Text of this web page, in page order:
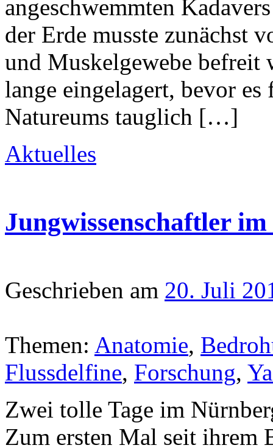
angeschwemmten
der Erde musste zunächst
und Muskelgewebe befreit
lange eingelagert, bevor
Natureums tauglich […]
Aktuelles
Jungwissenschaftler
Geschrieben am 20. Juli
Themen: Anatomie,
Flussdelfine, Forschung,
Zwei tolle Tage im
Zum ersten Mal seit ihrem